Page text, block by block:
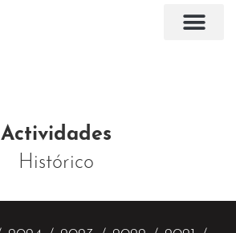
Actividades
Histórico